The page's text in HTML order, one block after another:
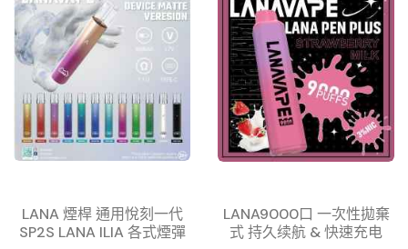
LANA 煙桿 通用悅刻一代
SP2S LANA ILIA 各式煙彈
LANA9000口 一次性拋棄
式 持久续航 & 快速充电